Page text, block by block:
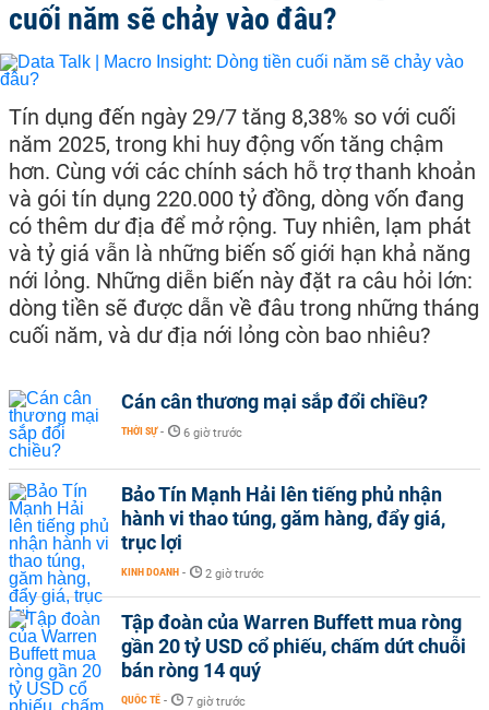
cuối năm sẽ chảy vào đâu?
Tín dụng đến ngày 29/7 tăng 8,38% so với cuối
năm 2025, trong khi huy động vốn tăng chậm
hơn. Cùng với các chính sách hỗ trợ thanh khoản
và gói tín dụng 220.000 tỷ đồng, dòng vốn đang
có thêm dư địa để mở rộng. Tuy nhiên, lạm phát
và tỷ giá vẫn là những biến số giới hạn khả năng
nới lỏng. Những diễn biến này đặt ra câu hỏi lớn:
dòng tiền sẽ được dẫn về đâu trong những tháng
cuối năm, và dư địa nới lỏng còn bao nhiêu?
Cán cân thương mại sắp đổi chiều?
THỜI SỰ - 6 giờ trước
Bảo Tín Mạnh Hải lên tiếng phủ nhận
hành vi thao túng, găm hàng, đẩy giá,
trục lợi
KINH DOANH - 2 giờ trước
Tập đoàn của Warren Buffett mua ròng
gần 20 tỷ USD cổ phiếu, chấm dứt chuỗi
bán ròng 14 quý
QUỐC TẾ - 7 giờ trước